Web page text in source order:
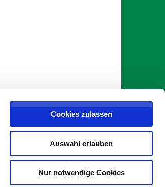
Cookies zulassen
Auswahl erlauben
Nur notwendige Cookies